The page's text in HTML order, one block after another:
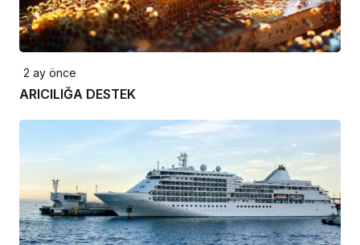
2 ay önce
ARICILIĞA DESTEK